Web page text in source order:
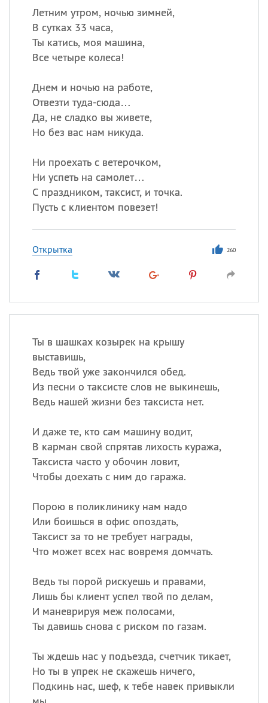
Летним утром, ночью зимней,
В сутках 33 часа,
Ты катись, моя машина,
Все четыре колеса!
Днем и ночью на работе,
Отвезти туда-сюда…
Да, не сладко вы живете,
Но без вас нам никуда.
Ни проехать с ветерочком,
Ни успеть на самолет…
С праздником, таксист, и точка.
Пусть с клиентом повезет!
Открытка 260
Ты в шашках козырек на крышу
выставишь,
Ведь твой уже закончился обед.
Из песни о таксисте слов не выкинешь,
Ведь нашей жизни без таксиста нет.
И даже те, кто сам машину водит,
В карман свой спрятав лихость куража,
Таксиста часто у обочин ловит,
Чтобы доехать с ним до гаража.
Порою в поликлинику нам надо
Или боишься в офис опоздать,
Таксист за то не требует награды,
Что может всех нас вовремя домчать.
Ведь ты порой рискуешь и правами,
Лишь бы клиент успел твой по делам,
И маневрируя меж полосами,
Ты давишь снова с риском по газам.
Ты ждешь нас у подъезда, счетчик тикает,
Но ты в упрек не скажешь ничего,
Подкинь нас, шеф, к тебе навек привыкли